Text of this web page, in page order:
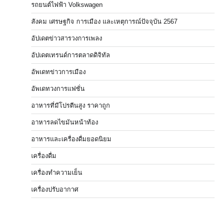
รถยนต์ไฟฟ้า Volkswagen
สังคม เศรษฐกิจ การเมือง และเหตุการณ์ปัจจุบัน 2567
อัปเดตข่าวสารวงการเพลง
อัปเดตเทรนด์การตลาดดิจิทัล
อัพเดทข่าวการเมือง
อัพเดทวงการแฟชั่น
อาหารที่มีโปรตีนสูง ราคาถูก
อาหารลดไขมันหน้าท้อง
อาหารและเครื่องดื่มยอดนิยม
เครื่องดื่ม
เครื่องทำความเย็น
เครื่องปรับอากาศ